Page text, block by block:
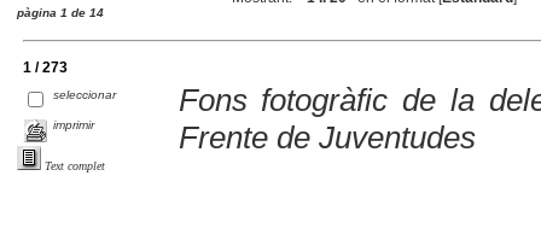
pàgina 1 de 14
1 / 273
seleccionar
imprimir
Text complet
Fons fotogràfic de la
Frente de Juventudes